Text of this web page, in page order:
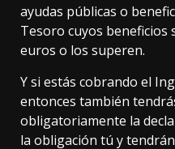
ayudas públicas o
Tesoro cuyos beneficios
euros o los superen.
Y si estás cobrando el
entonces también
obligatoriamente la
la obligación tú y